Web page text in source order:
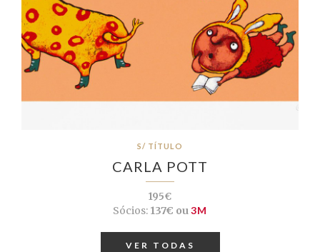
S/ TÍTULO
CARLA POTT
195€
Sócios: 137€ ou3M
VER TODAS